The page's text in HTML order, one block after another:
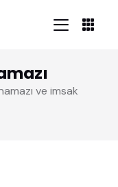
ve imsak